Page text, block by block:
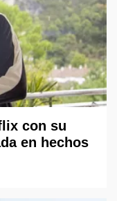
con su
en hechos